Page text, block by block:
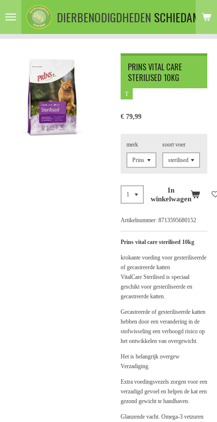
direct
de
DIERBENODIGDHEDEN SCHIEDAM
PRINS VITAL CARE
STERILISED 10KG
T
€ 79,99
merk soort voer
In
winkelwagen
Artikelnummer: 8713595680152
Prins vital care sterilised 10kg
krokante voeding voor gesteriliseerde
of gecastreerde katten
VitalCare Sterilised is speciaal
geschikt voor gesteriliseerde en
gecastreerde katten.
Gecastreerde of gesteriliseerde katten
hebben door een verandering in de
stofwisseling een verhoogd risico op
het ontwikkelen van overgewicht.
Het is belangrijk overgew
Verzadiging.
Extra voedingsvezels zorgen voor een
verzadigd gevoel en helpen de kat een
gezond gewicht te handhaven.
Glanzende vacht. Omega-3 vetzuren